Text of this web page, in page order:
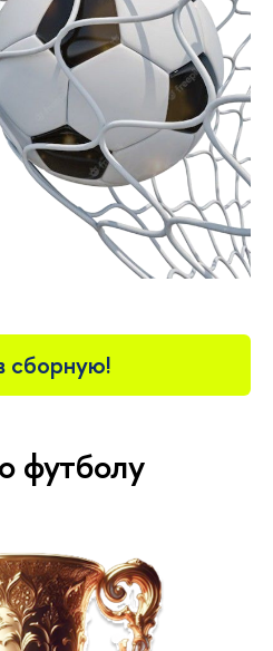
сборную!
футболу